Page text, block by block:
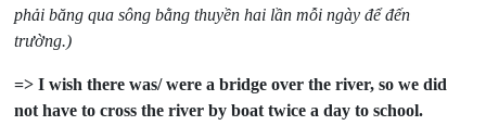
phải băng qua sông bằng thuyền hai lần mỗi ngày để đến
trường.)
=> I wish there was/ were a bridge over the river, so we did
not have to cross the river by boat twice a day to school.